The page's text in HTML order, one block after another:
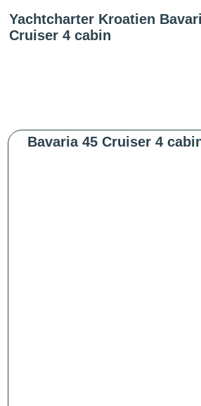
Yachtcharter Kroatien
Cruiser 4 cabin
Bavaria 45 Cruiser 4